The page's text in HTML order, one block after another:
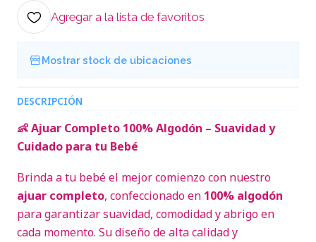
Agregar a la lista de favoritos
Mostrar stock de ubicaciones
DESCRIPCIÓN
👶 Ajuar Completo 100% Algodón – Suavidad y
Cuidado para tu Bebé
Brinda a tu bebé el mejor comienzo con nuestro
ajuar completo, confeccionado en 100% algodón
para garantizar suavidad, comodidad y abrigo en
cada momento. Su diseño de alta calidad y